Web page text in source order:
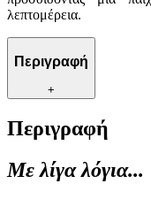
λεπτομέρεια.
Περιγραφή
+
Περιγραφή
Με λίγα λόγια...